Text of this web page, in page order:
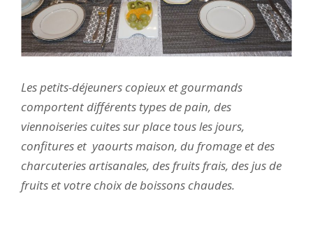
Les petits-déjeuners copieux et gourmands
comportent différents types de pain, des
viennoiseries cuites sur place tous les jours,
confitures et yaourts maison, du fromage et des
charcuteries artisanales, des fruits frais, des jus de
fruits et votre choix de boissons chaudes.